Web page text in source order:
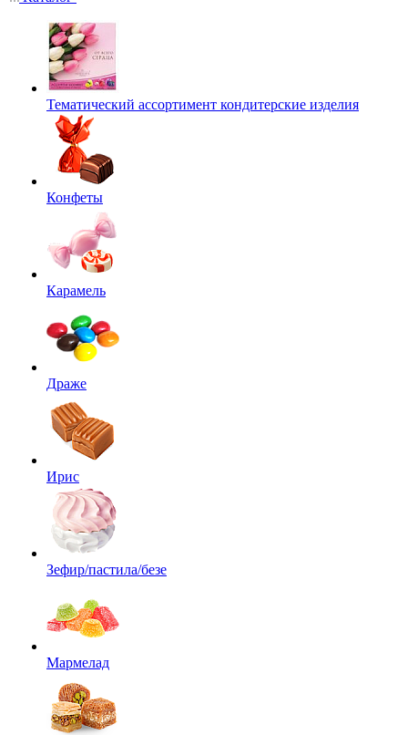
Тематический ассортимент кондитерские изделия
Конфеты
Карамель
Драже
Ирис
Зефир/пастила/безе
Мармелад